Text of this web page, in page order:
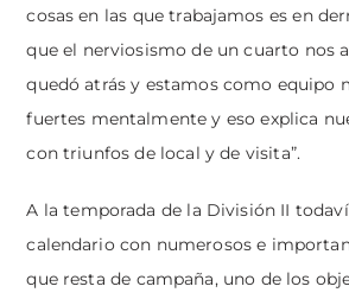
cosas en las que trabajamos es en
que el nerviosismo de un cuarto nos
quedó atrás y estamos como equipo
fuertes mentalmente y eso explica
con triunfos de local y de visita”.
A la temporada de la División II
calendario con numerosos e
que resta de campaña, uno de los